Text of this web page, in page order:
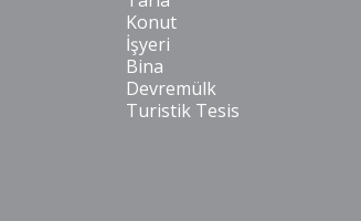
Konut
İşyeri
Bina
Devremülk
Turistik Tesis